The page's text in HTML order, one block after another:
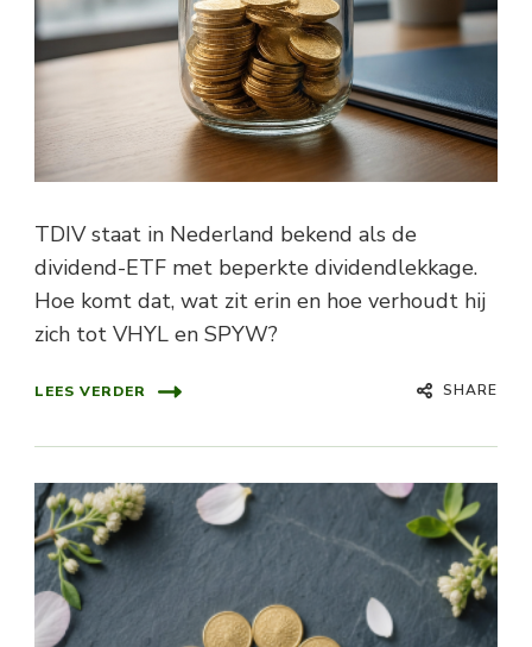
TDIV staat in Nederland bekend als de
dividend-ETF met beperkte dividendlekkage.
Hoe komt dat, wat zit erin en hoe verhoudt hij
zich tot VHYL en SPYW?
LEES VERDER SHARE